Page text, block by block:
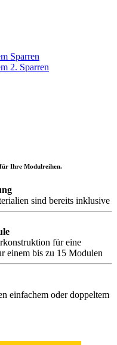
Sparren
2. Sparren
Ihre Modulreihen.
sind bereits inklusive
für eine
einem bis zu 15 Modulen
einfachem oder doppeltem